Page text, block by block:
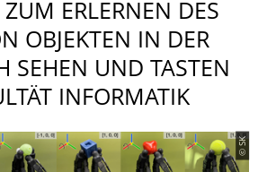
ERLERNEN DES
OBJEKTEN IN DER
SEHEN UND TASTEN
INFORMATIK
© SK